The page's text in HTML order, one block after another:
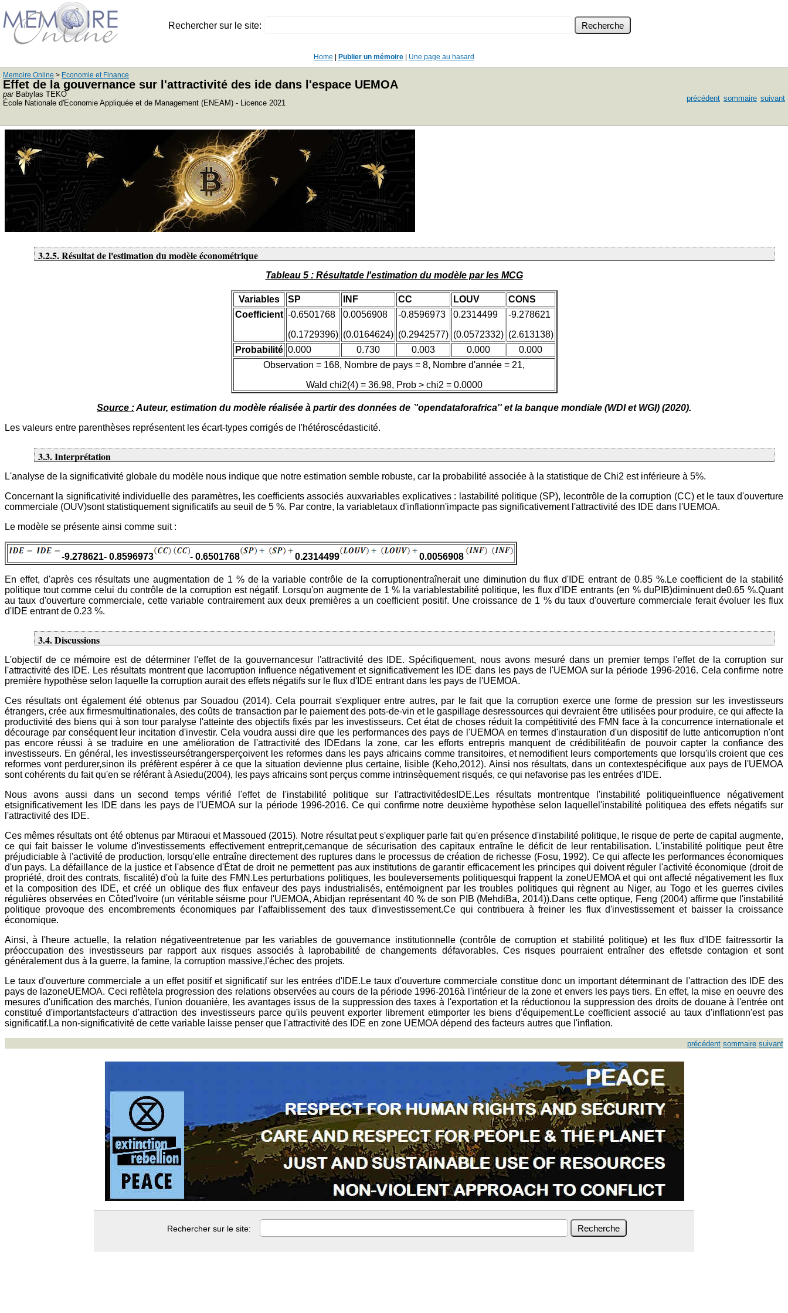
Rechercher sur le site:
Home Publier un mémoire Une page au hasard
Memoire Online > Economie et Finance
Effet de la gouvernance sur l'attractivité des ide dans l'espace UEMOA
parBabylas TEKO
École Nationale d'Economie Appliquée et de Management (ENEAM) - Licence 2021
précédent sommaire suivant
3.2.5. Résultat de l'estimation du modèle économétrique
Tableau 5 : Résultatde l'estimation du modèle par les MCG
Variables SP INF CC LOUV
CONS
Coefficient -0.6501768
(0.1729396)
0.0056908
(0.0164624)
-0.8596973
(0.2942577)
0.2314499
(0.0572332)
-9.278621
(2.613138)
Probabilité 0.000 0.730 0.003 0.000
0.000
Observation = 168, Nombre de pays = 8, Nombre d'année = 21,
Wald chi2(4) = 36.98, Prob > chi2 = 0.0000
Source :Auteur, estimation du modèle réalisée à partir des données de `'opendataforafrica'' et la banque mondiale (WDI et WGI) (2020).
Les valeurs entre parenthèses représentent les écart-types corrigés de l'hétéroscédasticité.
3.3. Interprétation
L'analyse de la significativité globale du modèle nous indique que notre estimation semble robuste, car la probabilité associée à la statistique de Chi2 est inférieure à 5%.
Concernant la significativité individuelle des paramètres, les coefficients associés auxvariables explicatives : lastabilité politique (SP), lecontrôle de la corruption (CC) et le taux d'ouverture
commerciale (OUV)sont statistiquement significatifs au seuil de 5 %. Par contre, la variabletaux d'inflationn'impacte pas significativement l'attractivité des IDE dans l'UEMOA.
Le modèle se présente ainsi comme suit :
-9.278621- 0.8596973 - 0.6501768 0.2314499 0.0056908
En effet, d'après ces résultats une augmentation de 1 % de la variable contrôle de la corruptionentraînerait une diminution du flux d'IDE entrant de 0.85 %.Le coefficient de la stabilité
politique tout comme celui du contrôle de la corruption est négatif. Lorsqu'on augmente de 1 % la variablestabilité politique, les flux d'IDE entrants (en % duPIB)diminuent de0.65 %.Quant
au taux d'ouverture commerciale, cette variable contrairement aux deux premières a un coefficient positif. Une croissance de 1 % du taux d'ouverture commerciale ferait évoluer les flux
d'IDE entrant de 0.23 %.
3.4. Discussions
L'objectif de ce mémoire est de déterminer l'effet de la gouvernancesur l'attractivité des IDE. Spécifiquement, nous avons mesuré dans un premier temps l'effet de la corruption sur
l'attractivité des IDE. Les résultats montrent que lacorruption influence négativement et significativement les IDE dans les pays de l'UEMOA sur la période 1996-2016. Cela confirme notre
première hypothèse selon laquelle la corruption aurait des effets négatifs sur le flux d'IDE entrant dans les pays de l'UEMOA.
Ces résultats ont également été obtenus par Souadou (2014). Cela pourrait s'expliquer entre autres, par le fait que la corruption exerce une forme de pression sur les investisseurs
étrangers, crée aux firmesmultinationales, des coûts de transaction par le paiement des pots-de-vin et le gaspillage desressources qui devraient être utilisées pour produire, ce qui affecte la
productivité des biens qui à son tour paralyse l'atteinte des objectifs fixés par les investisseurs. Cet état de choses réduit la compétitivité des FMN face à la concurrence internationale et
décourage par conséquent leur incitation d'investir. Cela voudra aussi dire que les performances des pays de l'UEMOA en termes d'instauration d'un dispositif de lutte anticorruption n'ont
pas encore réussi à se traduire en une amélioration de l'attractivité des IDEdans la zone, car les efforts entrepris manquent de crédibilitéafin de pouvoir capter la confiance des
investisseurs. En général, les investisseursétrangersperçoivent les reformes dans les pays africains comme transitoires, et nemodifient leurs comportements que lorsqu'ils croient que ces
reformes vont perdurer,sinon ils préfèrent espérer à ce que la situation devienne plus certaine, lisible (Keho,2012). Ainsi nos résultats, dans un contextespécifique aux pays de l'UEMOA
sont cohérents du fait qu'en se référant à Asiedu(2004), les pays africains sont perçus comme intrinsèquement risqués, ce qui nefavorise pas les entrées d'IDE.
Nous avons aussi dans un second temps vérifié l'effet de l'instabilité politique sur l'attractivitédesIDE.Les résultats montrentque l'instabilité politiqueinfluence négativement
etsignificativement les IDE dans les pays de l'UEMOA sur la période 1996-2016. Ce qui confirme notre deuxième hypothèse selon laquellel'instabilité politiquea des effets négatifs sur
l'attractivité des IDE.
Ces mêmes résultats ont été obtenus par Mtiraoui et Massoued (2015). Notre résultat peut s'expliquer parle fait qu'en présence d'instabilité politique, le risque de perte de capital augmente,
ce qui fait baisser le volume d'investissements effectivement entreprit,cemanque de sécurisation des capitaux entraîne le déficit de leur rentabilisation. L'instabilité politique peut être
préjudiciable à l'activité de production, lorsqu'elle entraîne directement des ruptures dans le processus de création de richesse (Fosu, 1992). Ce qui affecte les performances économiques
d'un pays. La défaillance de la justice et l'absence d'État de droit ne permettent pas aux institutions de garantir efficacement les principes qui doivent réguler l'activité économique (droit de
propriété, droit des contrats, fiscalité) d'où la fuite des FMN.Les perturbations politiques, les bouleversements politiquesqui frappent la zoneUEMOA et qui ont affecté négativement les flux
et la composition des IDE, et créé un oblique des flux enfaveur des pays industrialisés, entémoignent par les troubles politiques qui règnent au Niger, au Togo et les guerres civiles
régulières observées en Côted'Ivoire (un véritable séisme pour l'UEMOA, Abidjan représentant 40 % de son PIB (MehdiBa, 2014)).Dans cette optique, Feng (2004) affirme que l'instabilité
politique provoque des encombrements économiques par l'affaiblissement des taux d'investissement.Ce qui contribuera à freiner les flux d'investissement et baisser la croissance
économique.
Ainsi, à l'heure actuelle, la relation négativeentretenue par les variables de gouvernance institutionnelle (contrôle de corruption et stabilité politique) et les flux d'IDE faitressortir la
préoccupation des investisseurs par rapport aux risques associés à laprobabilité de changements défavorables. Ces risques pourraient entraîner des effetsde contagion et sont
généralement dus à la guerre, la famine, la corruption massive,l'échec des projets.
Le taux d'ouverture commerciale a un effet positif et significatif sur les entrées d'IDE.Le taux d'ouverture commerciale constitue donc un important déterminant de l'attraction des IDE des
pays de lazoneUEMOA. Ceci reflètela progression des relations observées au cours de la période 1996-2016à l'intérieur de la zone et envers les pays tiers. En effet, la mise en oeuvre des
mesures d'unification des marchés, l'union douanière, les avantages issus de la suppression des taxes à l'exportation et la réductionou la suppression des droits de douane à l'entrée ont
constitué d'importantsfacteurs d'attraction des investisseurs parce qu'ils peuvent exporter librement etimporter les biens d'équipement.Le coefficient associé au taux d'inflationn'est pas
significatif.La non-significativité de cette variable laisse penser que l'attractivité des IDE en zone UEMOA dépend des facteurs autres que l'inflation.
précédent sommaire suivant
Rechercher sur le site: